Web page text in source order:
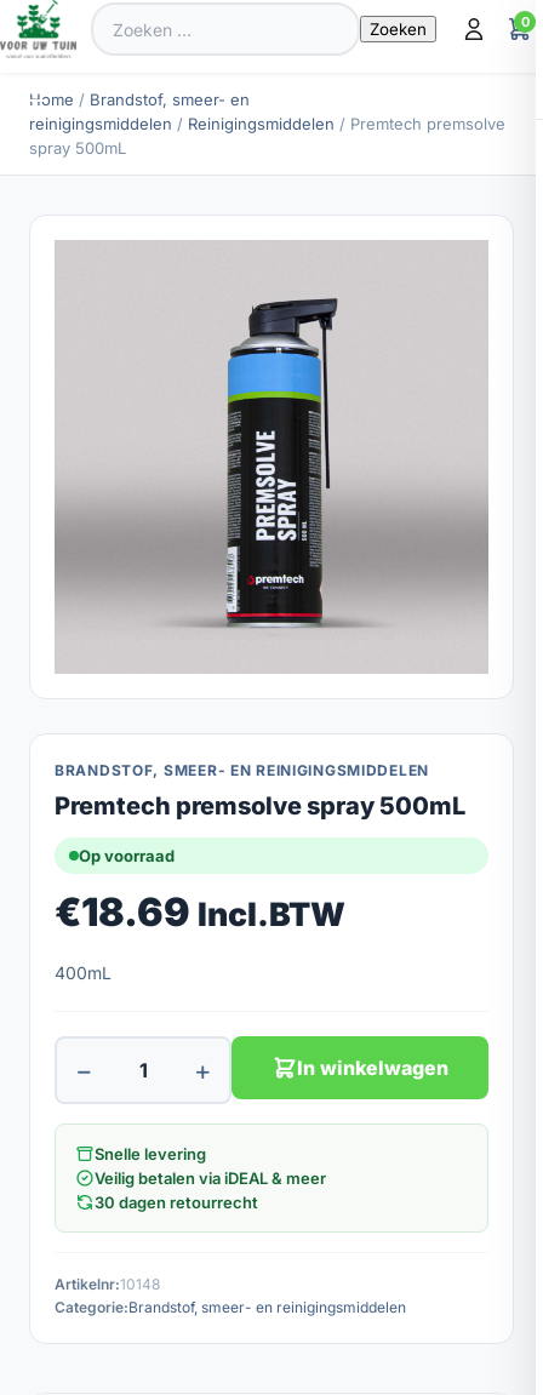
Zoeken
naar:
0
Home / Brandstof, smeer- en
reinigingsmiddelen / Reinigingsmiddelen / Premtech premsolve
spray 500mL
BRANDSTOF, SMEER- EN REINIGINGSMIDDELEN
Premtech premsolve spray 500mL
Op voorraad
€18.69 Incl.BTW
400mL
− + In winkelwagen
Snelle levering
Veilig betalen via iDEAL & meer
30 dagen retourrecht
Artikelnr:10148
Categorie:Brandstof, smeer- en reinigingsmiddelen